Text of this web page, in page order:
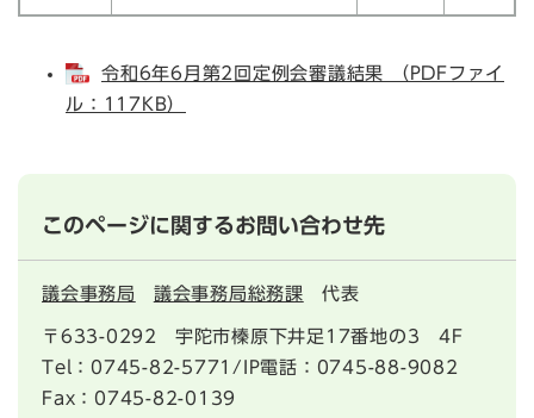
令和6年6月第2回定例会審議結果 （PDFファイ
ル：117KB）
このページに関するお問い合わせ先
議会事務局 議会事務局総務課 代表
〒633-0292
宇陀市榛原下井足17番地の3 4F
Tel：0745-82-5771/IP電話：0745-88-9082
Fax：0745-82-0139